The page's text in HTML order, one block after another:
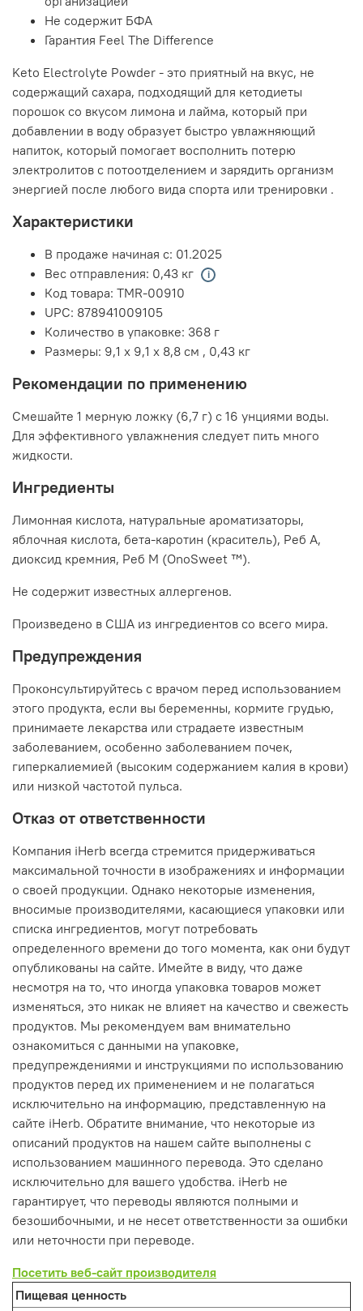
Не содержит БФА
Гарантия Feel The Difference
Keto Electrolyte Powder - это приятный на вкус, не
содержащий сахара, подходящий для кетодиеты
порошок со вкусом лимона и лайма, который при
добавлении в воду образует быстро увлажняющий
напиток, который помогает восполнить потерю
электролитов с потоотделением и зарядить организм
энергией после любого вида спорта или тренировки .
Характеристики
В продаже начиная с: 01.2025
Вес отправления: 0,43 кг
Код товара: TMR-00910
UPC: 878941009105
Количество в упаковке: 368 г
Размеры: 9,1 x 9,1 x 8,8 см , 0,43 кг
Рекомендации по применению
Смешайте 1 мерную ложку (6,7 г) с 16 унциями воды.
Для эффективного увлажнения следует пить много
жидкости.
Ингредиенты
Лимонная кислота, натуральные ароматизаторы,
яблочная кислота, бета-каротин (краситель), Реб А,
диоксид кремния, Реб М (OnoSweet ™).
Не содержит известных аллергенов.
Произведено в США из ингредиентов со всего мира.
Предупреждения
Проконсультируйтесь с врачом перед использованием
этого продукта, если вы беременны, кормите грудью,
принимаете лекарства или страдаете известным
заболеванием, особенно заболеванием почек,
гиперкалиемией (высоким содержанием калия в крови)
или низкой частотой пульса.
Отказ от ответственности
Компания iHerb всегда стремится придерживаться
максимальной точности в изображениях и информации
о своей продукции. Однако некоторые изменения,
вносимые производителями, касающиеся упаковки или
списка ингредиентов, могут потребовать
определенного времени до того момента, как они будут
опубликованы на сайте. Имейте в виду, что даже
несмотря на то, что иногда упаковка товаров может
изменяться, это никак не влияет на качество и свежесть
продуктов. Мы рекомендуем вам внимательно
ознакомиться с данными на упаковке,
предупреждениями и инструкциями по использованию
продуктов перед их применением и не полагаться
исключительно на информацию, представленную на
сайте iHerb. Обратите внимание, что некоторые из
описаний продуктов на нашем сайте выполнены с
использованием машинного перевода. Это сделано
исключительно для вашего удобства. iHerb не
гарантирует, что переводы являются полными и
безошибочными, и не несет ответственности за ошибки
или неточности при переводе.
Посетить веб-сайт производителя
Пищевая ценность